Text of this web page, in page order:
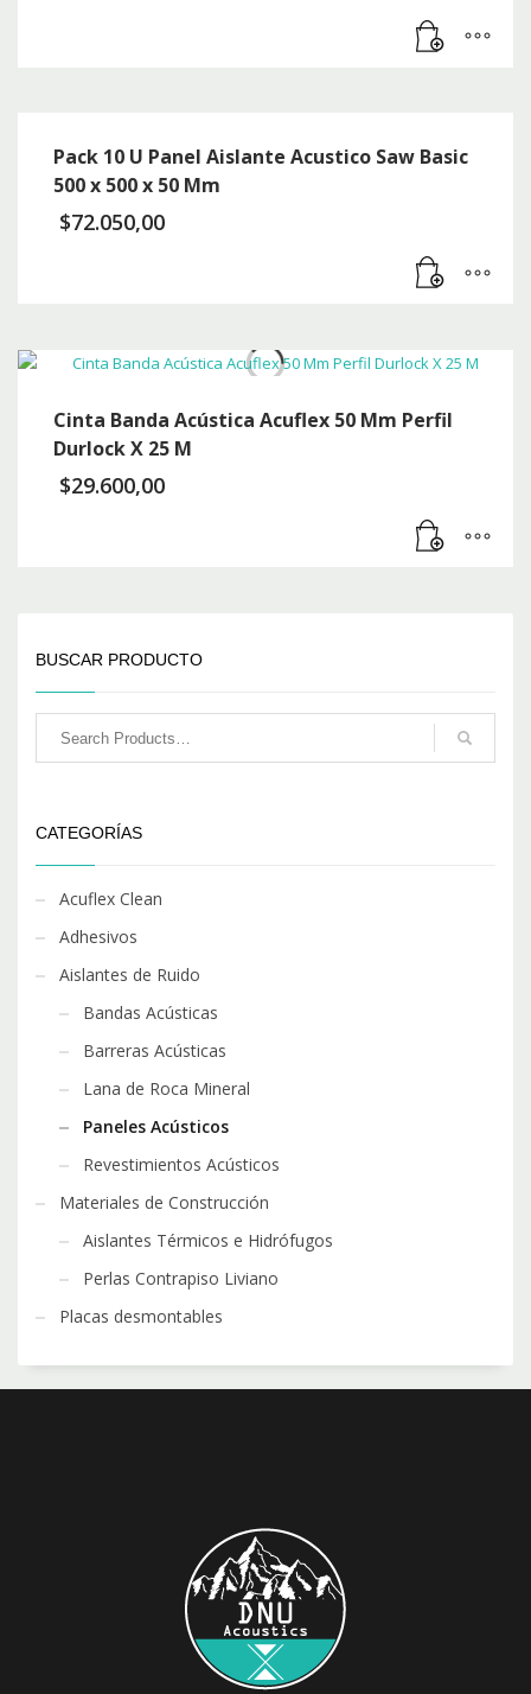
Pack 10 U Panel Aislante Acustico Saw Basic
500 x 500 x 50 Mm
$72.050,00
Cinta Banda Acústica Acuflex 50 Mm Perfil
Durlock X 25 M
$29.600,00
BUSCAR PRODUCTO
CATEGORÍAS
Acuflex Clean
Adhesivos
Aislantes de Ruido
Bandas Acústicas
Barreras Acústicas
Lana de Roca Mineral
Paneles Acústicos
Revestimientos Acústicos
Materiales de Construcción
Aislantes Térmicos e Hidrófugos
Perlas Contrapiso Liviano
Placas desmontables